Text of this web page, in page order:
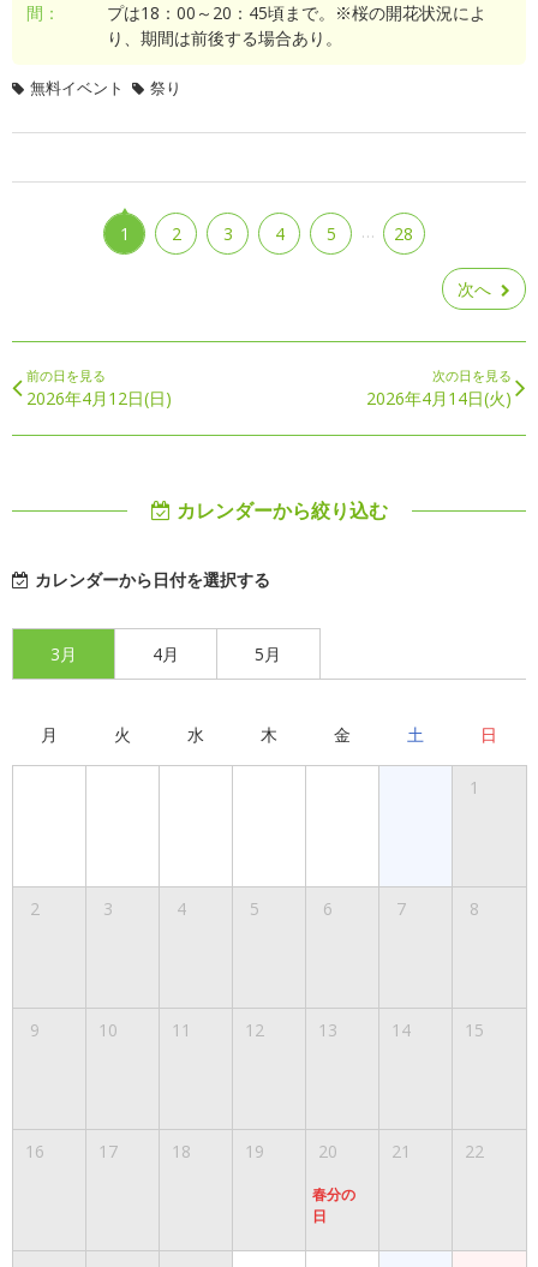
間：
プは18：00～20：45頃まで。※桜の開花状況によ
り、期間は前後する場合あり。
無料イベント 祭り
1 2 3 4 5 … 28
次へ
前の日を見る
2026年4月12日(日)
次の日を見る
2026年4月14日(火)
カレンダーから絞り込む
カレンダーから日付を選択する
3月 4月 5月
月 火 水 木 金 土 日
1
2 3 4 5 6 7 8
9 10 11 12 13 14 15
16 17 18 19 20
春分の
日
21 22